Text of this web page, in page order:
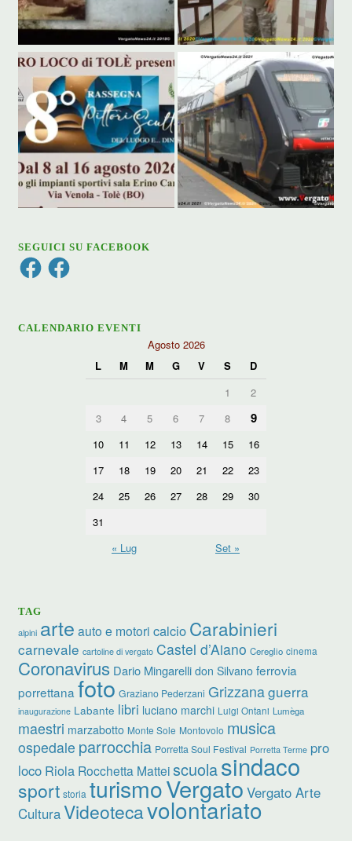
SEGUICI SU FACEBOOK
FacebookFacebook
CALENDARIO EVENTI
Agosto 2026
L
M M G V S
D
1
2
3
4 5 6 7 8 9
10 11 12 13 14 15
16
17
18 19 20 21 22
23
24
25 26 27 28 29
30
31
« Lug
Set »
TAG
alpini arte auto e motori calcio Carabinieri
carnevale cartoline di vergato Castel d’Aiano Cereglio cinema
Coronavirus Dario Mingarelli don Silvano ferrovia
porrettana foto Graziano Pederzani Grizzanaguerra
inaugurazione Labante libri luciano marchi Luigi Ontani Lumèga
maestri marzabotto Monte Sole Montovolo musica
ospedale parrocchia Porretta Soul Festival Porretta Terme pro
loco Riola Rocchetta Matteiscuolasindaco
sport storia turismoVergato Vergato Arte
CulturaVideotecavolontariato